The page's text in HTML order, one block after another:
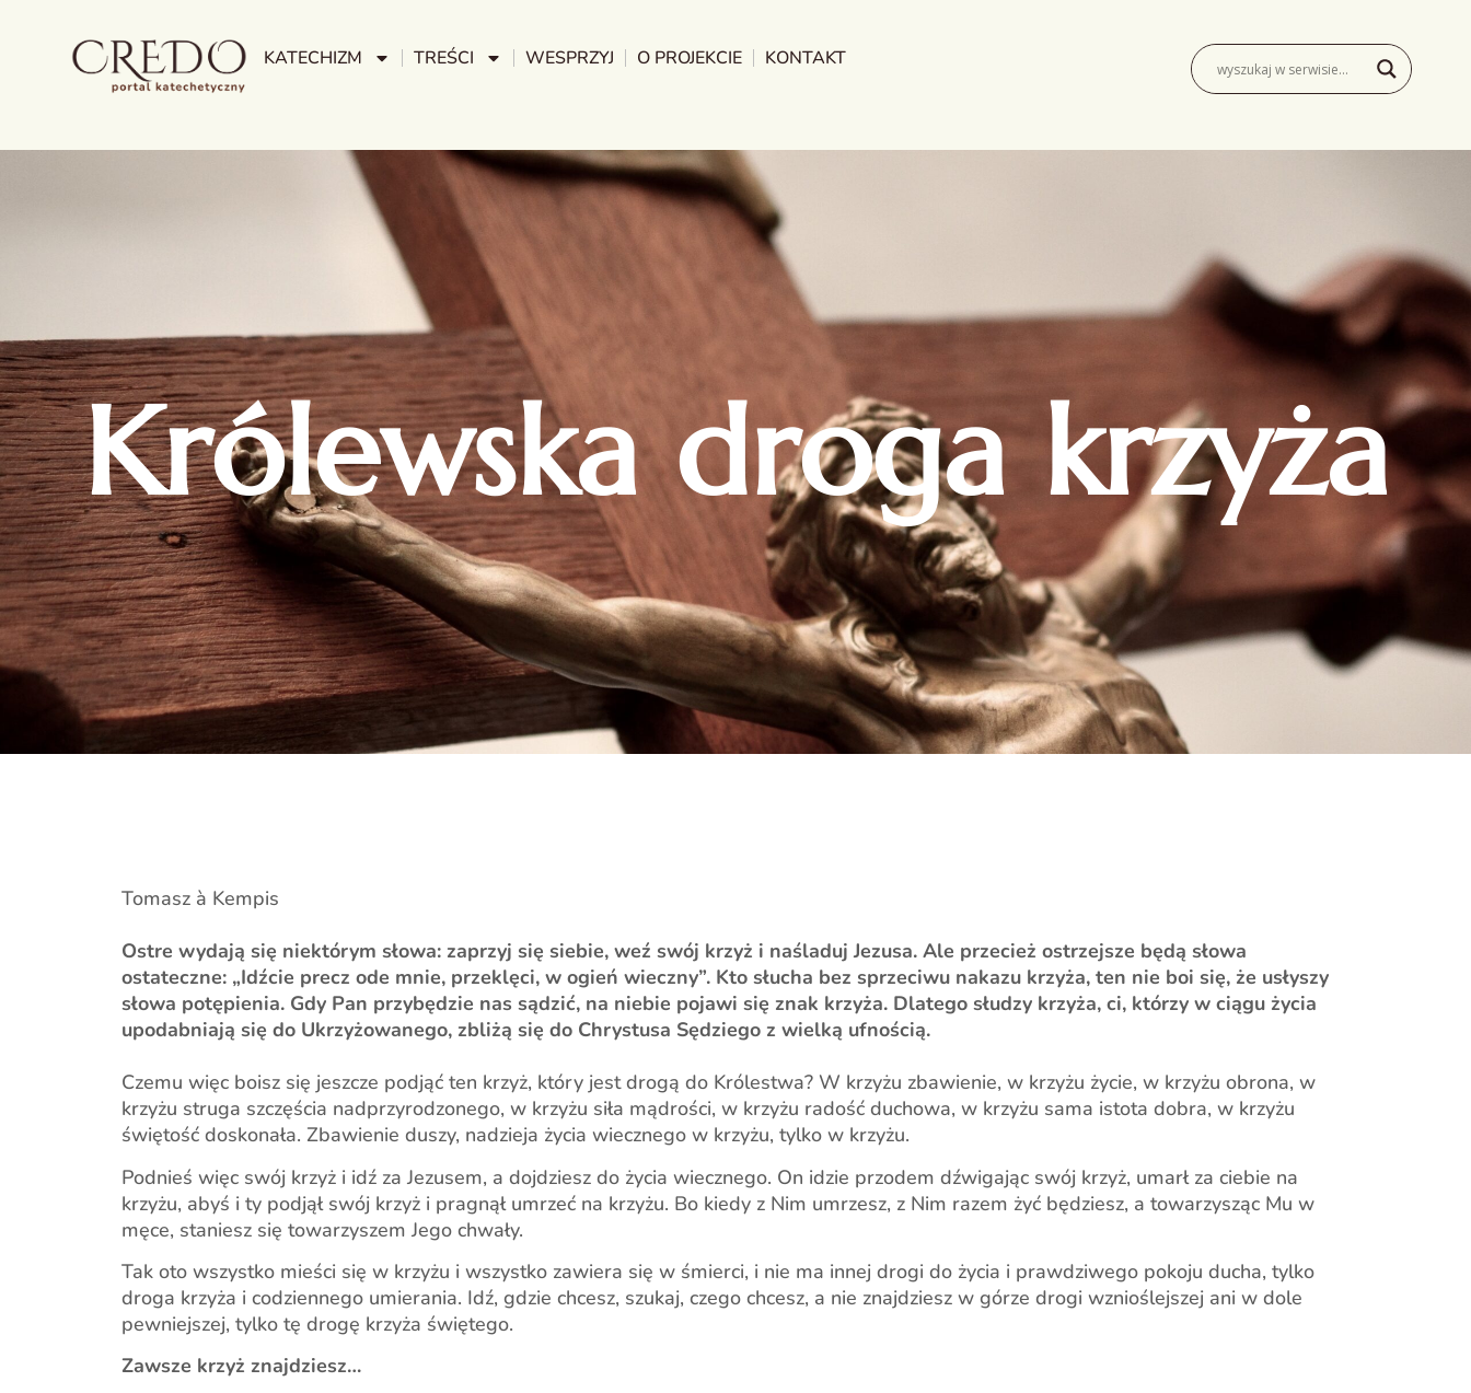
KATECHIZM TREŚCI WESPRZYJ O PROJEKCIE KONTAKT
Królewska droga krzyża
Tomasz à Kempis
Ostre wydają się niektórym słowa: zaprzyj się siebie, weź swój krzyż i naśladuj Jezusa. Ale przecież ostrzejsze będą słowa
ostateczne: „Idźcie precz ode mnie, przeklęci, w ogień wieczny”. Kto słucha bez sprzeciwu nakazu krzyża, ten nie boi się, że usłyszy
słowa potępienia. Gdy Pan przybędzie nas sądzić, na niebie pojawi się znak krzyża. Dlatego słudzy krzyża, ci, którzy w ciągu życia
upodabniają się do Ukrzyżowanego, zbliżą się do Chrystusa Sędziego z wielką ufnością.
Czemu więc boisz się jeszcze podjąć ten krzyż, który jest drogą do Królestwa? W krzyżu zbawienie, w krzyżu życie, w krzyżu obrona, w
krzyżu struga szczęścia nadprzyrodzonego, w krzyżu siła mądrości, w krzyżu radość duchowa, w krzyżu sama istota dobra, w krzyżu
świętość doskonała. Zbawienie duszy, nadzieja życia wiecznego w krzyżu, tylko w krzyżu.
Podnieś więc swój krzyż i idź za Jezusem, a dojdziesz do życia wiecznego. On idzie przodem dźwigając swój krzyż, umarł za ciebie na
krzyżu, abyś i ty podjął swój krzyż i pragnął umrzeć na krzyżu. Bo kiedy z Nim umrzesz, z Nim razem żyć będziesz, a towarzysząc Mu w
męce, staniesz się towarzyszem Jego chwały.
Tak oto wszystko mieści się w krzyżu i wszystko zawiera się w śmierci, i nie ma innej drogi do życia i prawdziwego pokoju ducha, tylko
droga krzyża i codziennego umierania. Idź, gdzie chcesz, szukaj, czego chcesz, a nie znajdziesz w górze drogi wznioślejszej ani w dole
pewniejszej, tylko tę drogę krzyża świętego.
Zawsze krzyż znajdziesz…